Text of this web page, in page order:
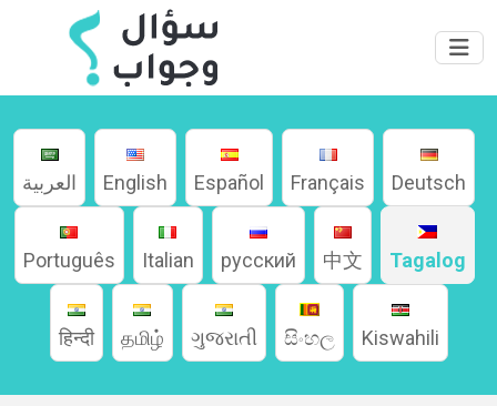
العربية English Español Français Deutsch
Português Italian русский 中文 Tagalog
हिन्दी தமிழ் ગુજરાતી සිංහල Kiswahili